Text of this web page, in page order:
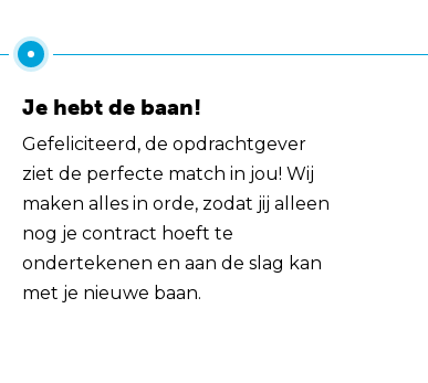
Je hebt de baan!
Gefeliciteerd, de opdrachtgever
ziet de perfecte match in jou! Wij
maken alles in orde, zodat jij alleen
nog je contract hoeft te
ondertekenen en aan de slag kan
met je nieuwe baan.